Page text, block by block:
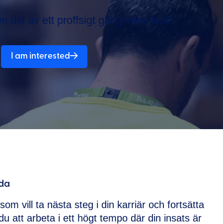
del av ett proffsigt gäng inom kort!
I am interested
vill ta nästa steg i din karriär och fortsätta
att arbeta i ett högt tempo där din insats är